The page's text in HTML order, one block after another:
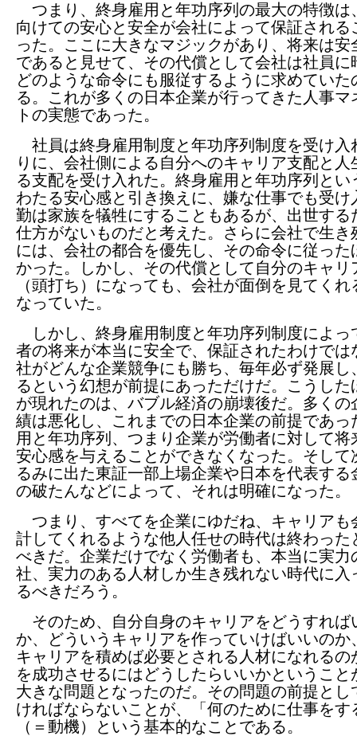
つまり、終身雇用と年功序列の最大の特徴は
向けての安心と安全が会社によって保証される
った。ここに大きなマジックがあり、将来は安
であると見せて、その代償として会社は社員に
どのような命令にも服従するように求めていた
る。これが多くの日本企業が行ってきた人事マ
トの実態であった。
社員は終身雇用制度と年功序列制度を受け入
りに、会社側による自分へのキャリア支配と人
る支配を受け入れた。終身雇用と年功序列とい
わたる安心感と引き換えに、嫌な仕事でも受け
勤は家族を犠牲にすることもあるが、出世する
仕方がないものだと考えた。さらに会社で生き
には、会社の都合を優先し、その命令に従った
かった。しかし、その代償として自分のキャリ
（頭打ち）になっても、会社が面倒を見てくれ
なっていた。
しかし、終身雇用制度と年功序列制度によっ
者の将来が本当に安全で、保証されたわけでは
社がどんな企業競争にも勝ち、毎年必ず発展し
るという幻想が前提にあっただけだ。こうした
が現れたのは、バブル経済の崩壊後だ。多くの
績は悪化し、これまでの日本企業の前提であっ
用と年功序列、つまり企業が労働者に対して将
安心感を与えることができなくなった。そして
るみに出た東証一部上場企業や日本を代表する
の破たんなどによって、それは明確になった。
つまり、すべてを企業にゆだね、キャリアも
計してくれるような他人任せの時代は終わった
べきだ。企業だけでなく労働者も、本当に実力
社、実力のある人材しか生き残れない時代に入
るべきだろう。
そのため、自分自身のキャリアをどうすれば
か、どういうキャリアを作っていけばいいのか
キャリアを積めば必要とされる人材になれるの
を成功させるにはどうしたらいいかということ
大きな問題となったのだ。その問題の前提とし
ければならないことが、「何のために仕事をす
（＝動機）という基本的なことである。